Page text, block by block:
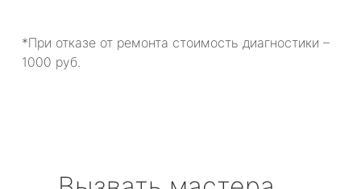
*При отказе от ремонта стоимость диагностики –
1000 руб.